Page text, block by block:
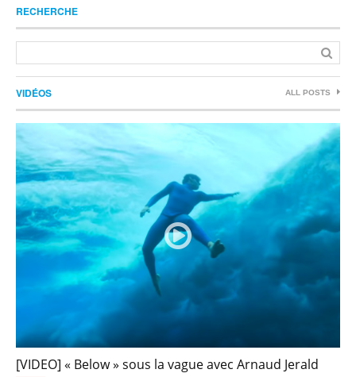
RECHERCHE
VIDÉOS ALL POSTS
[VIDEO] « Below » sous la vague avec Arnaud Jerald